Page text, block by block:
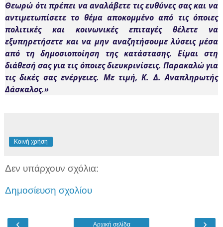
Θεωρώ ότι πρέπει να αναλάβετε τις ευθύνες σας και να
αντιμετωπίσετε το θέμα αποκομμένο από τις όποιες
πολιτικές και κοινωνικές επιταγές θέλετε να
εξυπηρετήσετε και να μην αναζητήσουμε λύσεις μέσα
από τη δημοσιοποίηση της κατάστασης. Είμαι στη
διάθεσή σας για τις όποιες διευκρινίσεις. Παρακαλώ για
τις δικές σας ενέργειες. Με τιμή, Κ. Δ. Αναπληρωτής
Δάσκαλος.»
Κοινή χρήση
Δεν υπάρχουν σχόλια:
Δημοσίευση σχολίου
‹ ›
Αρχική σελίδα